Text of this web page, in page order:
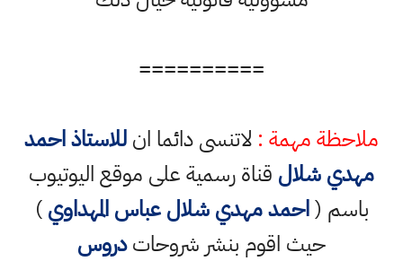
==========
ملاحظة مهمة : لاتنسى دائما انللاستاذ احمد
مهدي شلال قناة رسمية على موقع اليوتيوب
باسم (احمد مهدي شلال عباس المهداوي)
حيث اقوم بنشر شروحاتدروس